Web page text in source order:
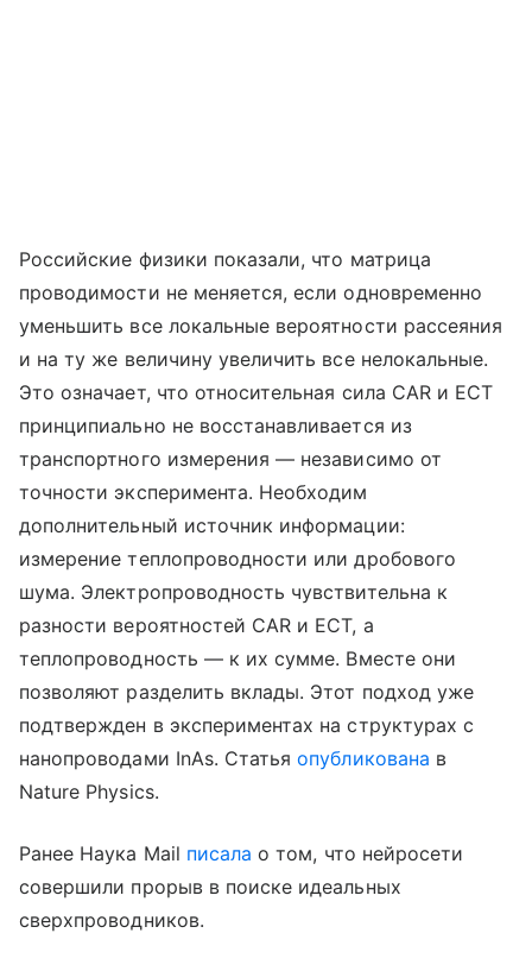
Российские физики показали, что матрица
проводимости не меняется, если одновременно
уменьшить все локальные вероятности рассеяния
и на ту же величину увеличить все нелокальные.
Это означает, что относительная сила CAR и ECT
принципиально не восстанавливается из
транспортного измерения — независимо от
точности эксперимента. Необходим
дополнительный источник информации:
измерение теплопроводности или дробового
шума. Электропроводность чувствительна к
разности вероятностей CAR и ECT, а
теплопроводность — к их сумме. Вместе они
позволяют разделить вклады. Этот подход уже
подтвержден в экспериментах на структурах с
нанопроводами InAs. Статьяопубликована в
Nature Physics.
Ранее Наука Mail писала о том, что нейросети
совершили прорыв в поиске идеальных
сверхпроводников.